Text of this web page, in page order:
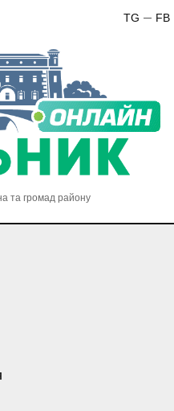
FB
TG
та громад району